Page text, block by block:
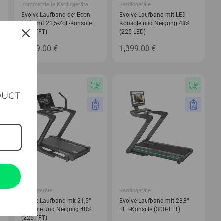
Kommerzielle Kardiogeräte
Evolve Laufband der Econ
Serie mit 21,5-Zoll-Konsole
(550-TFT)
3,049.00 €
Kardiogeräte
Evolve Laufband mit LED-
Konsole und Neigung 48%
(225-LED)
1,399.00 €
Kardiogeräte
Evolve Laufband mit 21,5“
Konsole und Neigung 48%
(225-TFT)
Kardiogeräte
Evolve Laufband mit 23,8“
TFT-Konsole (300-TFT)